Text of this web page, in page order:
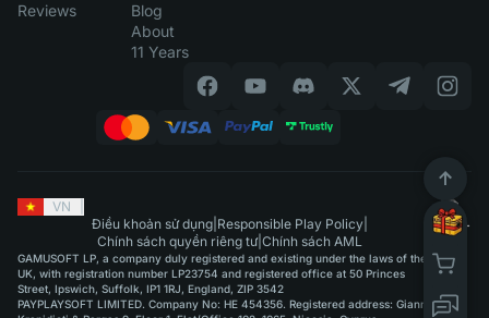
Reviews
Blog
About
11 Years
VN
Điều khoản sử dụng| Responsible Play Policy|
Chính sách quyền riêng tư| Chính sách AML
GAMUSOFT LP, a company duly registered and existing under the laws of the
UK, with registration number LP23754 and registered office at 50 Princes
Street, Ipswich, Suffolk, IP1 1RJ, England, ZIP 3542
PAYPLAYSOFT LIMITED. Company No: HE 454356. Registered address: Giannou